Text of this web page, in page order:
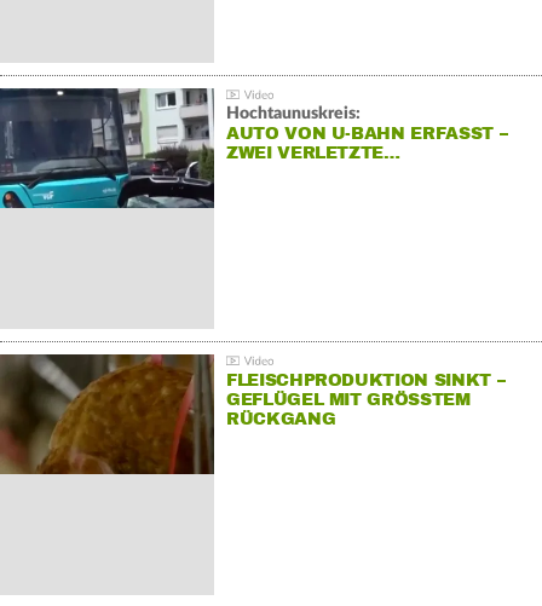
Hochtaunuskreis:
AUTO VON U-BAHN ERFASST –
ZWEI VERLETZTE…
FLEISCHPRODUKTION SINKT –
GEFLÜGEL MIT GRÖSSTEM R
ÜCKGANG